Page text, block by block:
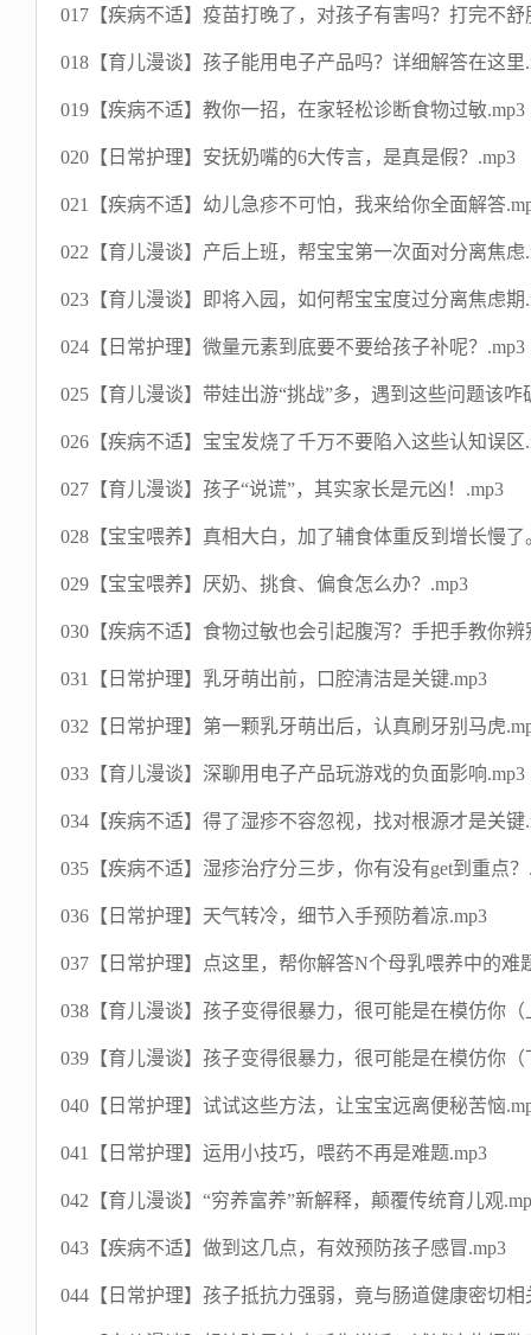
017【疾病不适】疫苗打晚了，对孩子有害吗？打完不
018【育儿漫谈】孩子能用电子产品吗？详细解答在这里
019【疾病不适】教你一招，在家轻松诊断食物过敏.mp3
020【日常护理】安抚奶嘴的6大传言，是真是假？.mp3
021【疾病不适】幼儿急疹不可怕，我来给你全面解答
022【育儿漫谈】产后上班，帮宝宝第一次面对分离焦虑
023【育儿漫谈】即将入园，如何帮宝宝度过分离焦虑期
024【日常护理】微量元素到底要不要给孩子补呢？.mp3
025【育儿漫谈】带娃出游“挑战”多，遇到这些问题该咋
026【疾病不适】宝宝发烧了千万不要陷入这些认知误区
027【育儿漫谈】孩子“说谎”，其实家长是元凶！.mp3
028【宝宝喂养】真相大白，加了辅食体重反到增长慢了
029【宝宝喂养】厌奶、挑食、偏食怎么办？.mp3
030【疾病不适】食物过敏也会引起腹泻？手把手教你辨
031【日常护理】乳牙萌出前，口腔清洁是关键.mp3
032【日常护理】第一颗乳牙萌出后，认真刷牙别马虎
033【育儿漫谈】深聊用电子产品玩游戏的负面影响.mp3
034【疾病不适】得了湿疹不容忽视，找对根源才是关键
035【疾病不适】湿疹治疗分三步，你有没有get到重点？
036【日常护理】天气转冷，细节入手预防着凉.mp3
037【日常护理】点这里，帮你解答N个母乳喂养中的难
038【育儿漫谈】孩子变得很暴力，很可能是在模仿你（
039【育儿漫谈】孩子变得很暴力，很可能是在模仿你（
040【日常护理】试试这些方法，让宝宝远离便秘苦恼
041【日常护理】运用小技巧，喂药不再是难题.mp3
042【育儿漫谈】“穷养富养”新解释，颠覆传统育儿观
043【疾病不适】做到这几点，有效预防孩子感冒.mp3
044【日常护理】孩子抵抗力强弱，竟与肠道健康密切相